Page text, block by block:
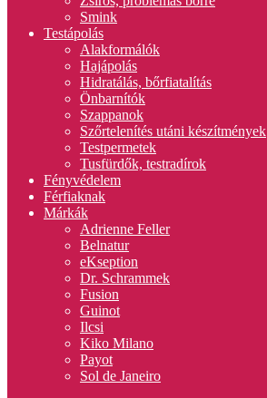
Smink
Testápolás
Alakformálók
Hajápolás
Hidratálás, bőrfiatalítás
Önbarnítók
Szappanok
Szőrtelenítés utáni készítmények
Testpermetek
Tusfürdők, testradírok
Fényvédelem
Férfiaknak
Márkák
Adrienne Feller
Belnatur
eKseption
Dr. Schrammek
Fusion
Guinot
Ilcsi
Kiko Milano
Payot
Sol de Janeiro